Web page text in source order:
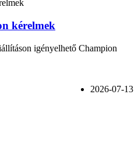
kérelmek
igényelhető Champion
2026-07-13